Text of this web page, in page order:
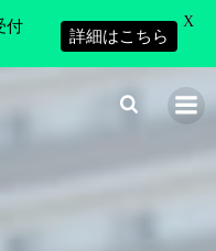
付
詳細はこちら
X